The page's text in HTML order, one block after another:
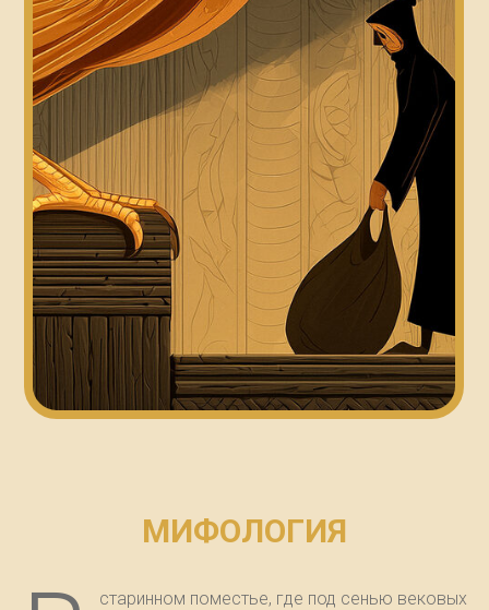
МИФОЛОГИЯ
старинном поместье, где под сенью вековых